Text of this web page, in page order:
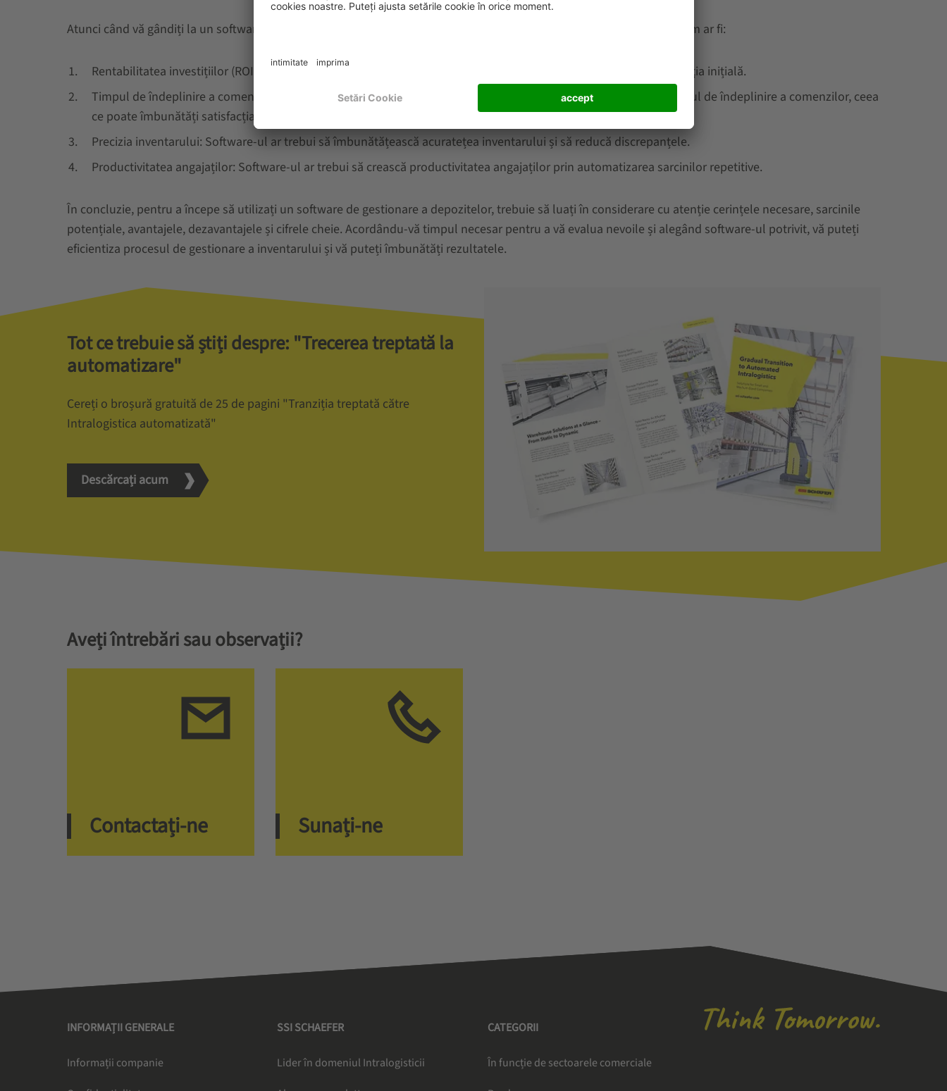
Atunci când vă gândiți la un software de gestionare a depozitului, este important să luați în considerare cifre cheie, cum ar fi:
Rentabilitatea investițiilor (ROI): Evaluați rentabilitatea investiției software pentru a determina dacă merită investiția inițială.
Timpul de îndeplinire a comenzilor: Implementarea unui software de gestionare a depozitului poate reduce timpul de îndeplinire a comenzilor, ceea
ce poate îmbunătăți satisfacția clienților.
Precizia inventarului: Software-ul ar trebui să îmbunătățească acuratețea inventarului și să reducă discrepanțele.
Productivitatea angajaților: Software-ul ar trebui să crească productivitatea angajaților prin automatizarea sarcinilor repetitive.
În concluzie, pentru a începe să utilizați un software de gestionare a depozitelor, trebuie să luați în considerare cu atenție cerințele necesare, sarcinile
potențiale, avantajele, dezavantajele și cifrele cheie. Acordându-vă timpul necesar pentru a vă evalua nevoile și alegând software-ul potrivit, vă puteți
eficientiza procesul de gestionare a inventarului și vă puteți îmbunătăți rezultatele.
Tot ce trebuie să știți despre: "Trecerea treptată la
automatizare"
Cereți o broșură gratuită de 25 de pagini "Tranziția treptată către
Intralogistica automatizată"
Descărcați acum
Aveți întrebări sau observații?
Contactați-ne Sunați-ne
INFORMAȚII GENERALE
Informații companie
SSI SCHAEFER
Lider în domeniul Intralogisticii
CATEGORII
În funcție de sectoarele comerciale